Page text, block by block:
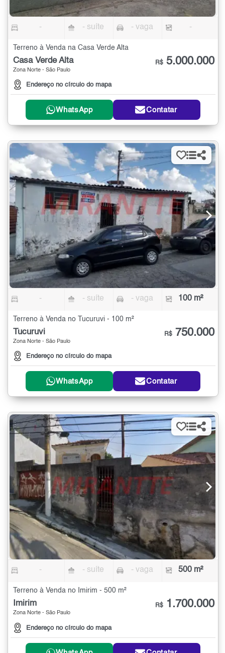
- - suíte - vaga -
Terreno à Venda na Casa Verde Alta
Casa Verde Alta
Zona Norte - São Paulo
Endereço no círculo do mapa
R$ 5.000.000
WhatsApp Contatar
- - suíte - vaga 100 m²
Terreno à Venda no Tucuruvi - 100 m²
Tucuruvi
Zona Norte - São Paulo
Endereço no círculo do mapa
R$ 750.000
WhatsApp Contatar
- - suíte - vaga 500 m²
Terreno à Venda no Imirim - 500 m²
Imirim
Zona Norte - São Paulo
Endereço no círculo do mapa
R$ 1.700.000